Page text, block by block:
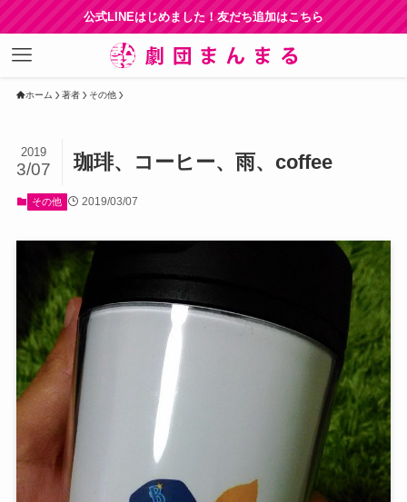
公式LINEはじめました！友だち追加はこちら
ホーム 著者 その他
珈琲、コーヒー、雨、coffee
2019
3/07
その他 2019/03/07